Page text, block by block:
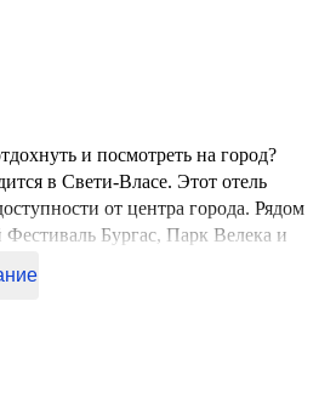
и посмотреть на город?
в Свети-Власе. Этот отель
от центра города. Рядом
Бургас, Парк Велека и